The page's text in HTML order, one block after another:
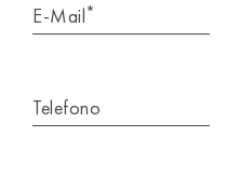
E-Mail*
Telefono